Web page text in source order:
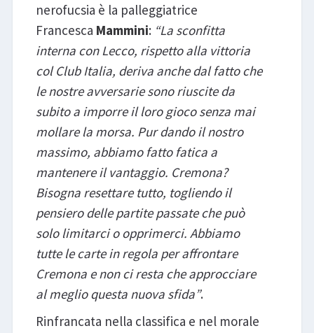
nerofucsia è la palleggiatrice
Francesca Mammini: “La sconfitta
interna con Lecco, rispetto alla vittoria
col Club Italia, deriva anche dal fatto che
le nostre avversarie sono riuscite da
subito a imporre il loro gioco senza mai
mollare la morsa. Pur dando il nostro
massimo, abbiamo fatto fatica a
mantenere il vantaggio. Cremona?
Bisogna resettare tutto, togliendo il
pensiero delle partite passate che può
solo limitarci o opprimerci. Abbiamo
tutte le carte in regola per affrontare
Cremona e non ci resta che approcciare
al meglio questa nuova sfida”.
Rinfrancata nella classifica e nel morale